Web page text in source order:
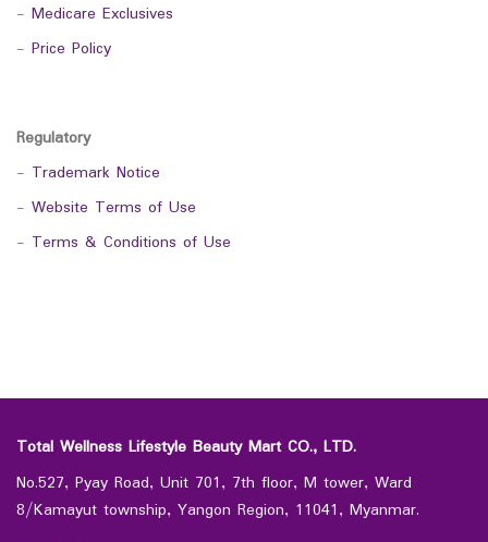
- Medicare Exclusives
- Price Policy
Regulatory
- Trademark Notice
- Website Terms of Use
- Terms & Conditions of Use
Total Wellness Lifestyle Beauty Mart CO., LTD.
No.527, Pyay Road, Unit 701, 7th floor, M tower, Ward
8/Kamayut township, Yangon Region, 11041, Myanmar.